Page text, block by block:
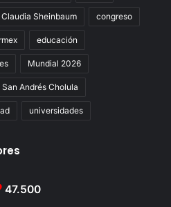
Claudia Sheinbaum congreso
educación
Mundial 2026
San Andrés Cholula
universidades
47.500